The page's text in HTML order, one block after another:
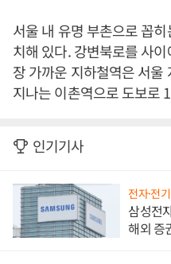
서울 내 유명 부촌으로 꼽
치해 있다. 강변북로를 사
장 가까운 지하철역은 서울
지나는 이촌역으로 도보로
인기기사
전자·전
삼성전
해외 증